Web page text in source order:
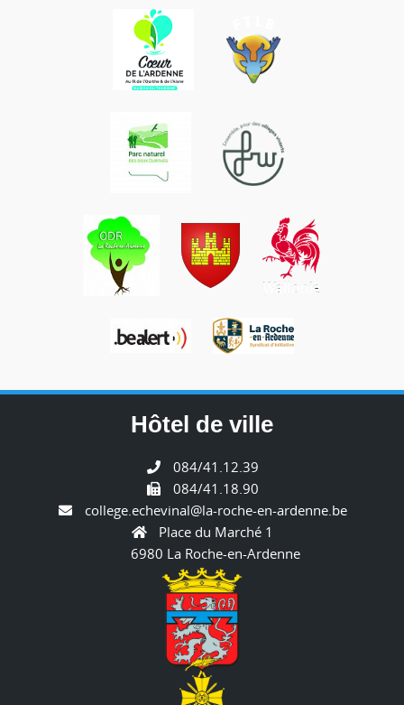
Hôtel de ville
084/41.12.39
084/41.18.90
college.echevinal@la-roche-en-ardenne.be
Place du Marché 1
6980 La Roche-en-Ardenne